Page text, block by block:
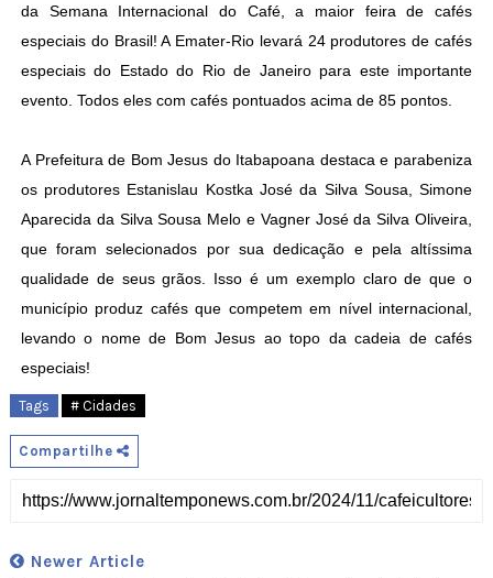
da Semana Internacional do Café, a maior feira de cafés
especiais do Brasil! A Emater-Rio levará 24 produtores de cafés
especiais do Estado do Rio de Janeiro para este importante
evento. Todos eles com cafés pontuados acima de 85 pontos.
A Prefeitura de Bom Jesus do Itabapoana destaca e parabeniza
os produtores Estanislau Kostka José da Silva Sousa, Simone
Aparecida da Silva Sousa Melo e Vagner José da Silva Oliveira,
que foram selecionados por sua dedicação e pela altíssima
qualidade de seus grãos. Isso é um exemplo claro de que o
município produz cafés que competem em nível internacional,
levando o nome de Bom Jesus ao topo da cadeia de cafés
especiais!
Tags # Cidades
Compartilhe
Newer Article